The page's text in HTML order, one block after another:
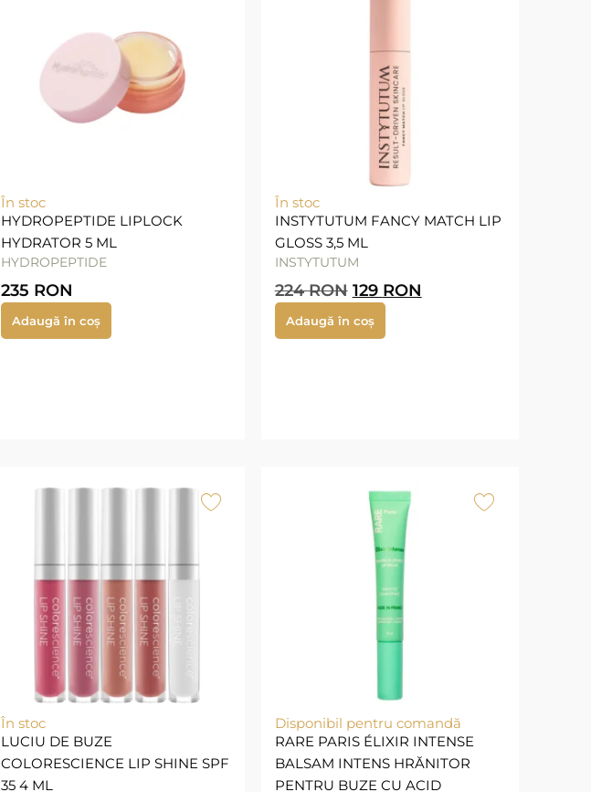
În stoc
HYDROPEPTIDE LIPLOCK
HYDRATOR 5 ML
HYDROPEPTIDE
235 RON
Adaugă în coș
În stoc
INSTYTUTUM FANCY MATCH LIP
GLOSS 3,5 ML
INSTYTUTUM
224RON 129 RON
Adaugă în coș
În stoc
LUCIU DE BUZE
COLORESCIENCE LIP SHINE SPF
35 4 ML
Disponibil pentru comandă
RARE PARIS ÉLIXIR INTENSE
BALSAM INTENS HRĂNITOR
PENTRU BUZE CU ACID